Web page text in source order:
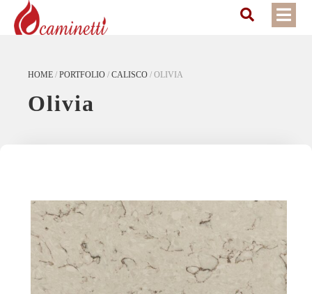
HOME / PORTFOLIO / CALISCO / OLIVIA
Olivia